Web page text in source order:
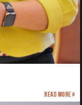
Read more »